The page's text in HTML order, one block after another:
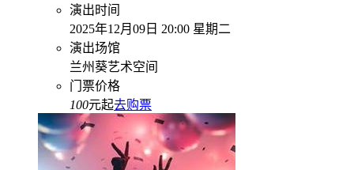
演出时间
2025年12月09日 20:00 星期二
演出场馆
兰州葵艺术空间
门票价格
100元起去购票